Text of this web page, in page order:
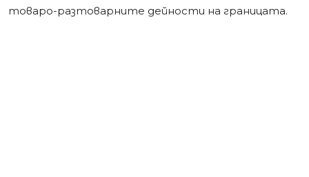
товаро-разтоварните дейности на границата.